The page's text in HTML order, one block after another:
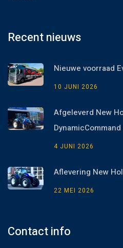
Recent nieuws
Nieuwe voorraad
10 JUNI 2026
Afgeleverd New
DynamicCommand
4 JUNI 2026
Aflevering New
22 MEI 2026
Contact info